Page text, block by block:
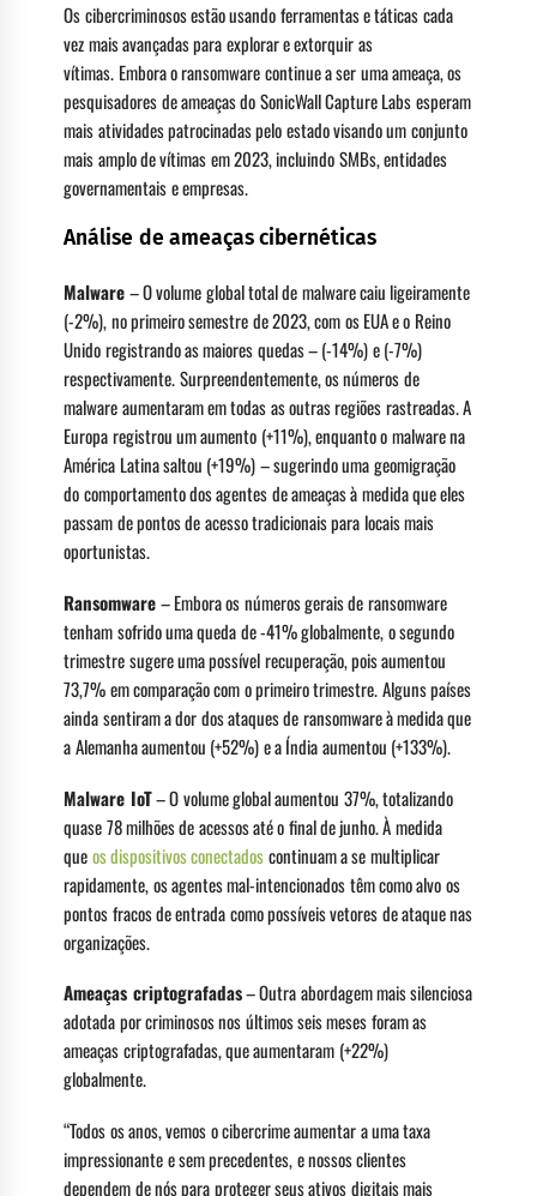
Os cibercriminosos estão usando ferramentas e táticas cada
vez mais avançadas para explorar e extorquir as
vítimas. Embora o ransomware continue a ser uma ameaça, os
pesquisadores de ameaças do SonicWall Capture Labs esperam
mais atividades patrocinadas pelo estado visando um conjunto
mais amplo de vítimas em 2023, incluindo SMBs, entidades
governamentais e empresas.
Análise de ameaças cibernéticas
Malware– O volume global total de malware caiu ligeiramente
(-2%), no primeiro semestre de 2023, com os EUA e o Reino
Unido registrando as maiores quedas – (-14%) e (-7%)
respectivamente. Surpreendentemente, os números de
malware aumentaram em todas as outras regiões rastreadas. A
Europa registrou um aumento (+11%), enquanto o malware na
América Latina saltou (+19%) – sugerindo uma geomigração
do comportamento dos agentes de ameaças à medida que eles
passam de pontos de acesso tradicionais para locais mais
oportunistas.
Ransomware– Embora os números gerais de ransomware
tenham sofrido uma queda de -41% globalmente, o segundo
trimestre sugere uma possível recuperação, pois aumentou
73,7% em comparação com o primeiro trimestre. Alguns países
ainda sentiram a dor dos ataques de ransomware à medida que
a Alemanha aumentou (+52%) e a Índia aumentou (+133%).
Malware IoT– O volume global aumentou 37%, totalizando
quase 78 milhões de acessos até o final de junho. À medida
queos dispositivos conectadoscontinuam a se multiplicar
rapidamente, os agentes mal-intencionados têm como alvo os
pontos fracos de entrada como possíveis vetores de ataque nas
organizações.
Ameaças criptografadas– Outra abordagem mais silenciosa
adotada por criminosos nos últimos seis meses foram as
ameaças criptografadas, que aumentaram (+22%)
globalmente.
“Todos os anos, vemos o cibercrime aumentar a uma taxa
impressionante e sem precedentes, e nossos clientes
dependem de nós para proteger seus ativos digitais mais